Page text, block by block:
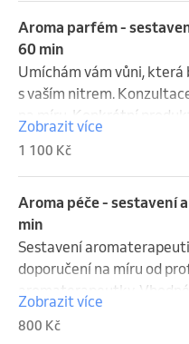
Aroma parfém -
60 min
Umíchám vám vůni, která
s vaším nitrem.
na míru. Konkrétní
nebo připište do
parfém 30 ml v alkoholu.
Podrobnosti najdete v
https://
aromaterapie/
Zobrazit více
1 100 Kč
Aroma péče - sestavení
min
Sestavení
doporučení na míru od
aromaterapeutky.
podpora v emocionálně
Aromaterapie vám může
Zobrazit více
800 Kč